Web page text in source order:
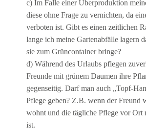
c) Im Falle einer Überproduktion
diese ohne Frage zu vernichten, da
verboten ist. Gibt es einen zeitlichen
lange ich meine Gartenabfälle lagern
sie zum Grüncontainer bringe?
d) Während des Urlaubs pflegen
Freunde mit grünem Daumen ihre
gegenseitig. Darf man auch „Topf-
Pflege geben? Z.B. wenn der Freund
wohnt und die tägliche Pflege vor Ort
ist.